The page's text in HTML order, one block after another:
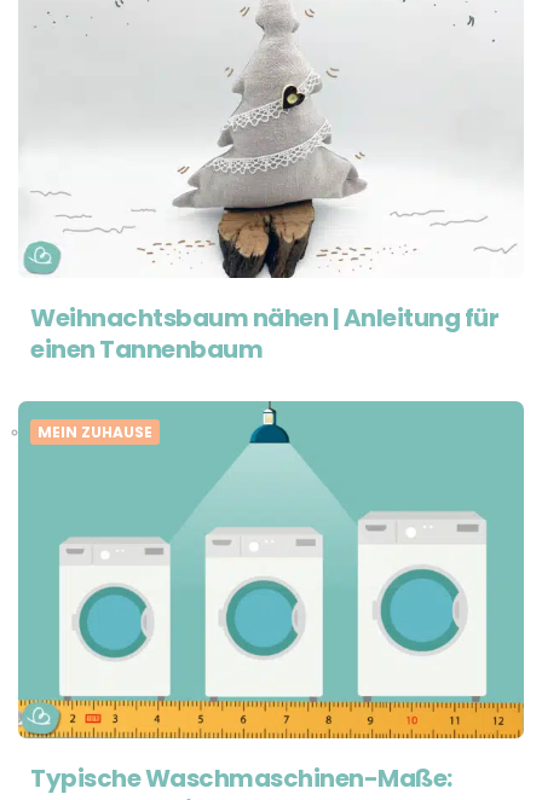
Weihnachtsbaum nähen | Anleitung für
einen Tannenbaum
MEIN ZUHAUSE
Typische Waschmaschinen-Maße: